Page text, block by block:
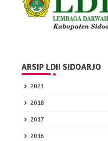
ARSIP LDII SIDOARJO
2021
2018
2017
2016